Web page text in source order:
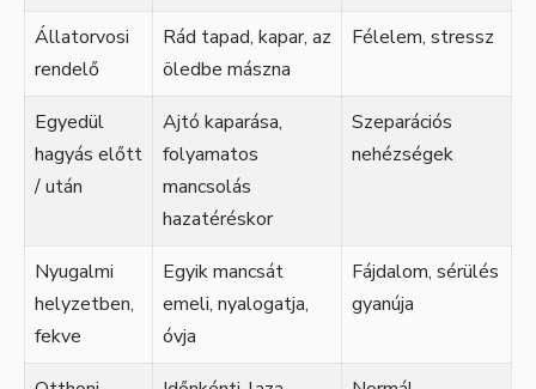
Állatorvosi
rendelő
Rád tapad, kapar, az
öledbe mászna
Félelem, stressz
Egyedül
hagyás előtt
/ után
Ajtó kaparása,
folyamatos
mancsolás
hazatéréskor
Szeparációs
nehézségek
Nyugalmi
helyzetben,
fekve
Egyik mancsát
emeli, nyalogatja,
óvja
Fájdalom, sérülés
gyanúja